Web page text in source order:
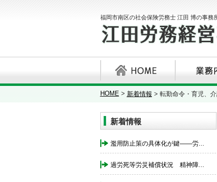
福岡市南区の社会保険労務士 江田 博の事務
HOME> 新着情報 > 転勤命令・育児、
新着情報
濫用防止策の具体化が鍵――労...
過労死等労災補償状況 精神障...